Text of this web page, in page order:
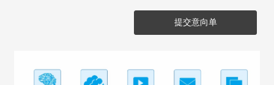
提交意向单